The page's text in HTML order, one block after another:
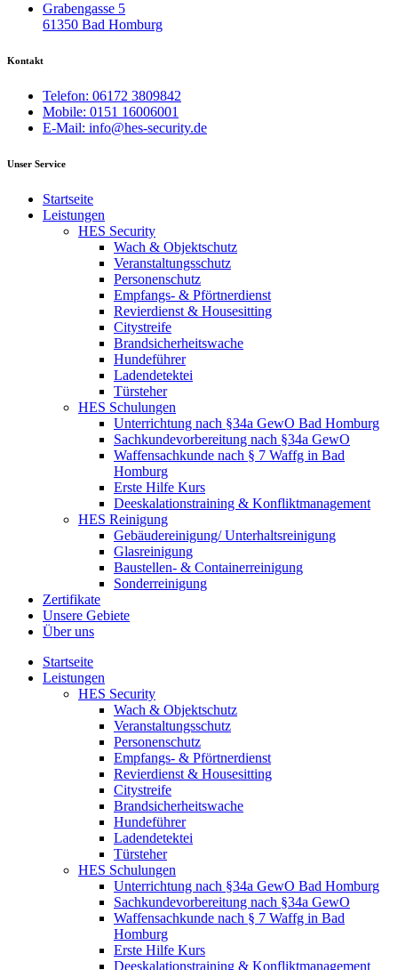
Grabengasse 5
61350 Bad Homburg
Kontakt
Telefon: 06172 3809842
Mobile: 0151 16006001
E-Mail: info@hes-security.de
Unser Service
Startseite
Leistungen
HES Security
Wach & Objektschutz
Veranstaltungsschutz
Personenschutz
Empfangs- & Pförtnerdienst
Revierdienst & Housesitting
Citystreife
Brandsicherheitswache
Hundeführer
Ladendetektei
Türsteher
HES Schulungen
Unterrichtung nach §34a GewO Bad Homburg
Sachkundevorbereitung nach §34a GewO
Waffensachkunde nach § 7 Waffg in Bad
Homburg
Erste Hilfe Kurs
Deeskalationstraining & Konfliktmanagement
HES Reinigung
Gebäudereinigung/ Unterhaltsreinigung
Glasreinigung
Baustellen- & Containerreinigung
Sonderreinigung
Zertifikate
Unsere Gebiete
Über uns
Startseite
Leistungen
HES Security
Wach & Objektschutz
Veranstaltungsschutz
Personenschutz
Empfangs- & Pförtnerdienst
Revierdienst & Housesitting
Citystreife
Brandsicherheitswache
Hundeführer
Ladendetektei
Türsteher
HES Schulungen
Unterrichtung nach §34a GewO Bad Homburg
Sachkundevorbereitung nach §34a GewO
Waffensachkunde nach § 7 Waffg in Bad
Homburg
Erste Hilfe Kurs
Deeskalationstraining & Konfliktmanagement